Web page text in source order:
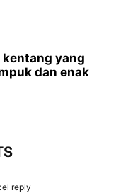
yang
dan enak
reply